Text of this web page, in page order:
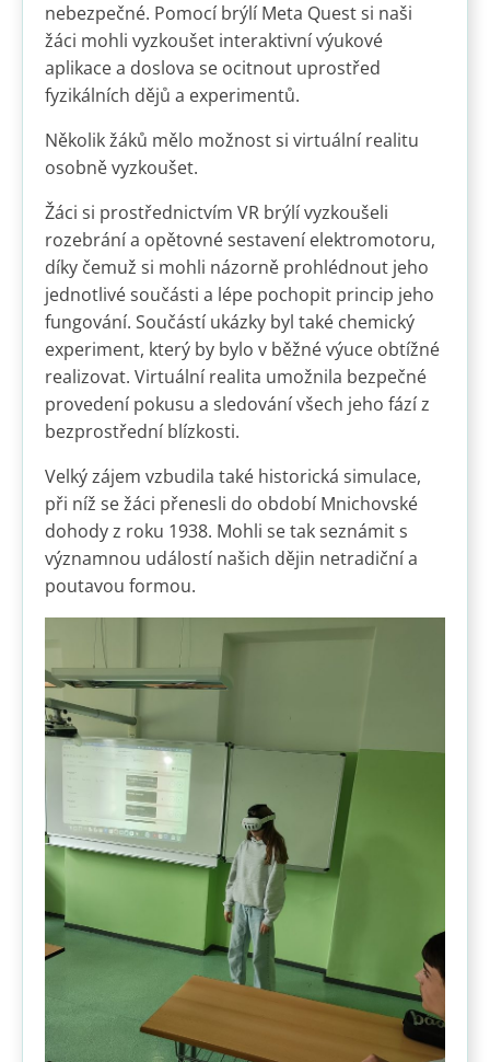
nebezpečné. Pomocí brýlí Meta Quest si naši
žáci mohli vyzkoušet interaktivní výukové
aplikace a doslova se ocitnout uprostřed
fyzikálních dějů a experimentů.
Několik žáků mělo možnost si virtuální realitu
osobně vyzkoušet.
Žáci si prostřednictvím VR brýlí vyzkoušeli
rozebrání a opětovné sestavení elektromotoru,
díky čemuž si mohli názorně prohlédnout jeho
jednotlivé součásti a lépe pochopit princip jeho
fungování. Součástí ukázky byl také chemický
experiment, který by bylo v běžné výuce obtížné
realizovat. Virtuální realita umožnila bezpečné
provedení pokusu a sledování všech jeho fází z
bezprostřední blízkosti.
Velký zájem vzbudila také historická simulace,
při níž se žáci přenesli do období Mnichovské
dohody z roku 1938. Mohli se tak seznámit s
významnou událostí našich dějin netradiční a
poutavou formou.